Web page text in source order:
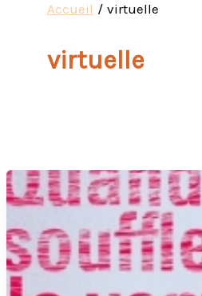
Accueil virtuelle
virtuelle